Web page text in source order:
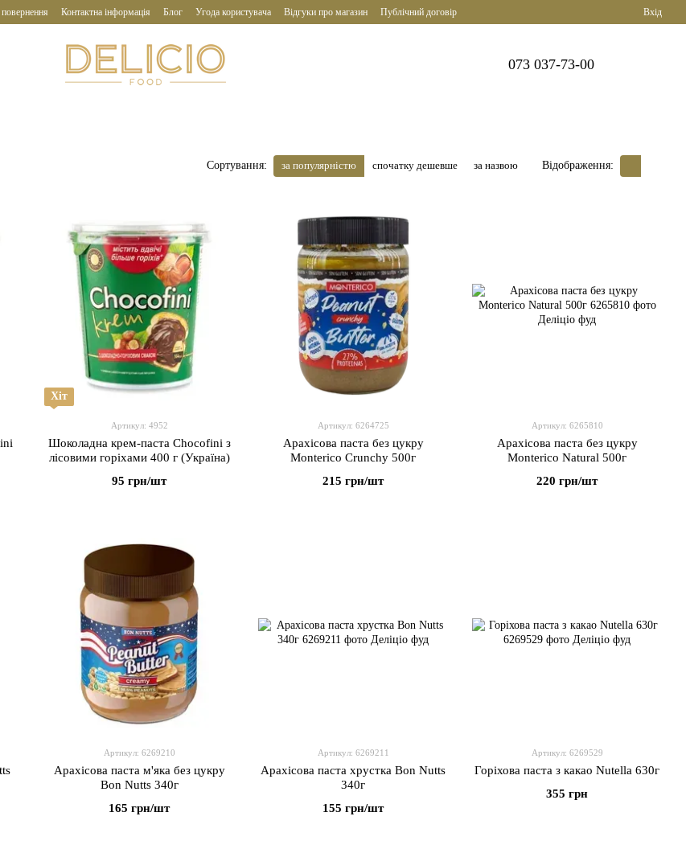
Контактна інформація Блог Угода користувача Відгуки про магазин Публічний договір Вхід
073 037-73-00
Сортування: за популярністю спочатку дешевше за назвою Відображення:
Хіт
Артикул: 4952
Шоколадна крем-паста Chocofini з
лісовими горіхами 400 г (Україна)
95 грн/шт
Артикул: 6264725
Арахісова паста без цукру
Monterico Crunchy 500г
215 грн/шт
Артикул: 6265810
Арахісова паста без цукру
Monterico Natural 500г
220 грн/шт
Артикул: 6269210
Арахісова паста м'яка без цукру
Bon Nutts 340г
165 грн/шт
Артикул: 6269211
Арахісова паста хрустка Bon Nutts
340г
155 грн/шт
Артикул: 6269529
Горіхова паста з какао Nutella 630г
355 грн